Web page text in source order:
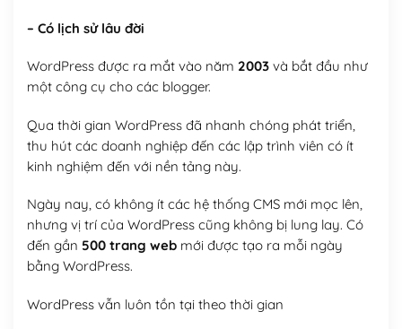
– Có lịch sử lâu đời
WordPress được ra mắt vào năm 2003và bắt đầu như
một công cụ cho các blogger.
Qua thời gian WordPress đã nhanh chóng phát triển,
thu hút các doanh nghiệp đến các lập trình viên có ít
kinh nghiệm đến với nền tảng này.
Ngày nay, có không ít các hệ thống CMS mới mọc lên,
nhưng vị trí của WordPress cũng không bị lung lay. Có
đến gần 500 trang webmới được tạo ra mỗi ngày
bằng WordPress.
WordPress vẫn luôn tồn tại theo thời gian